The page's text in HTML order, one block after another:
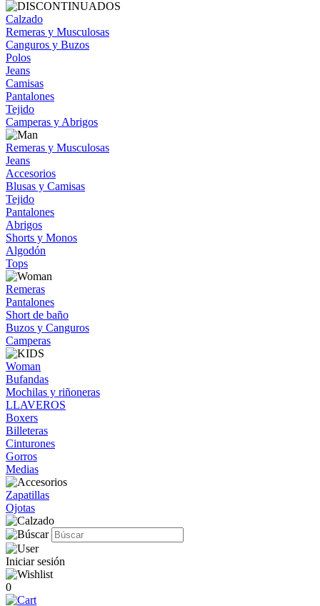
Calzado
Remeras y Musculosas
Canguros y Buzos
Polos
Jeans
Camisas
Pantalones
Tejido
Camperas y Abrigos
Remeras y Musculosas
Jeans
Accesorios
Blusas y Camisas
Tejido
Pantalones
Abrigos
Shorts y Monos
Algodón
Tops
Remeras
Pantalones
Short de baño
Buzos y Canguros
Camperas
Woman
Bufandas
Mochilas y riñoneras
LLAVEROS
Boxers
Billeteras
Cinturones
Gorros
Medias
Zapatillas
Ojotas
Iniciar sesión
0